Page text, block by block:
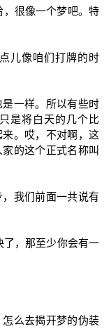
很像一个梦吧。特
儿像咱们打牌的时
一样。所以有些时
是将白天的几个比
。哎，不对啊，这
的这个正式名称叫
我们前面一共说有
了，那至少你会有一
么去揭开梦的伪装